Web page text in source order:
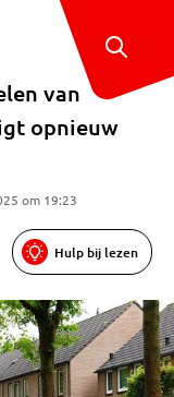
van
opnieuw
om 19:23
Hulp bij lezen